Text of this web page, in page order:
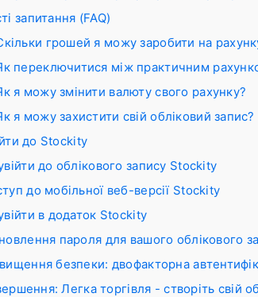
запитання (FAQ)
грошей я можу заробити на
переключитися між практичним
я можу змінити валюту свого рахунку?
я можу захистити свій обліковий запис?
до Stockity
до облікового запису Stockity
до мобільної веб-версії Stockity
в додаток Stockity
пароля для вашого облікового
безпеки: двофакторна
Легка торгівля - створіть свій